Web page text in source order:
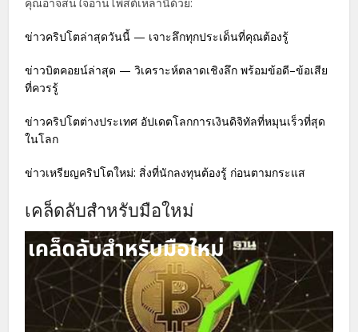
ข่าวคริปโตล่าสุดวันนี้ — เจาะลึกทุกประเด็นที่คุณต้องรู้
ข่าวบิตคอยน์ล่าสุด — วิเคราะห์ตลาดเชิงลึก พร้อมข้อดี–ข้อเสีย
ที่ควรรู้
ข่าวคริปโตต่างประเทศ อัปเดตโลกการเงินดิจิทัลที่หมุนเร็วที่สุด
ในโลก
ข่าวเหรียญคริปโตใหม่: สิ่งที่นักลงทุนต้องรู้ ก่อนตามกระแส
เคล็ดลับสำหรับมือใหม่